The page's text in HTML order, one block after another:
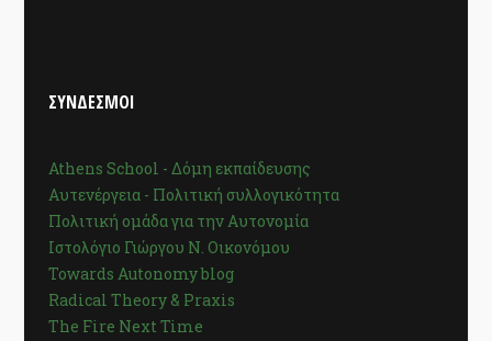
ΣΥΝΔΕΣΜΟΙ
Athens School - Δόμη εκπαίδευσης
Αυτενέργεια - Πολιτική συλλογικότητα
Πολιτική ομάδα για την Αυτονομία
Ιστολόγιο Γιώργου Ν. Οικονόμου
Towards Autonomy blog
Radical Theory & Praxis
The Fire Next Time